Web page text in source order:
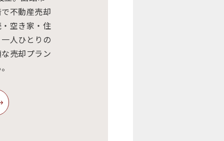
不動産売却
空き家・住
人ひとりの
売却プラン